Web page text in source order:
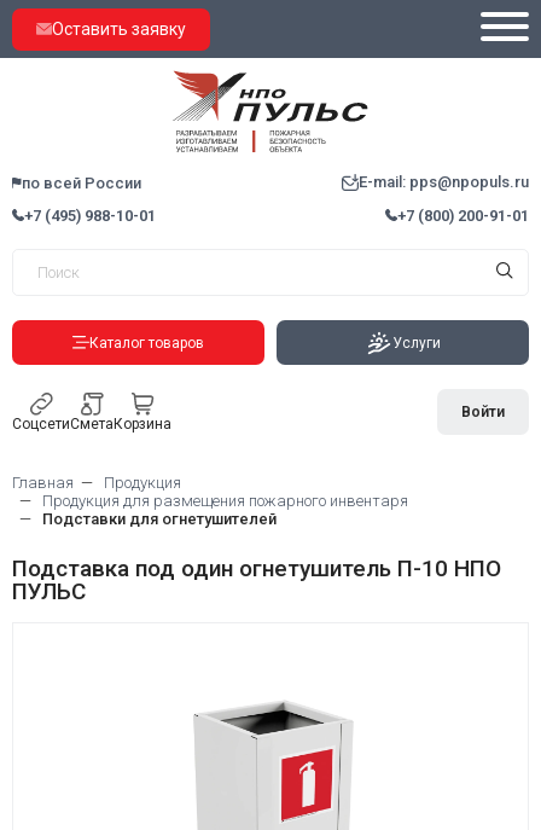
Оставить заявку
по всей России
E-mail: pps@npopuls.ru
+7 (495) 988-10-01
+7 (800) 200-91-01
Каталог товаров Услуги
СоцсетиСметаКорзина
Войти
Главная
Продукция
Продукция для размещения пожарного инвентаря
Подставки для огнетушителей
Подставка под один огнетушитель П-10 НПО
ПУЛЬС